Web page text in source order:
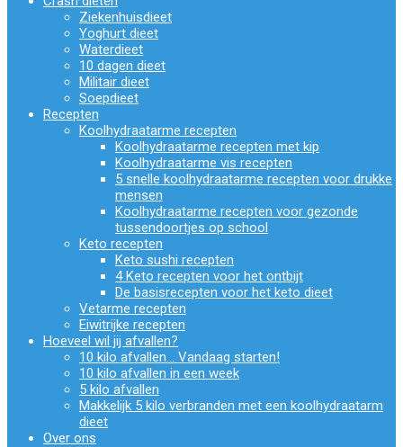
Ziekenhuisdieet
Yoghurt dieet
Waterdieet
10 dagen dieet
Militair dieet
Soepdieet
Recepten
Koolhydraatarme recepten
Koolhydraatarme recepten met kip
Koolhydraatarme vis recepten
5 snelle koolhydraatarme recepten voor drukke
mensen
Koolhydraatarme recepten voor gezonde
tussendoortjes op school
Keto recepten
Keto sushi recepten
4 Keto recepten voor het ontbijt
De basisrecepten voor het keto dieet
Vetarme recepten
Eiwitrijke recepten
Hoeveel wil jij afvallen?
10 kilo afvallen… Vandaag starten!
10 kilo afvallen in een week
5 kilo afvallen
Makkelijk 5 kilo verbranden met een koolhydraatarm
dieet
Over ons